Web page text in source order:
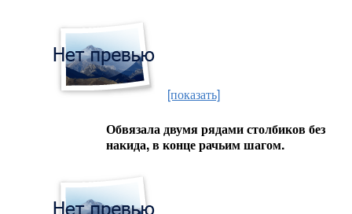
[показать]
Обвязала двумя рядами столбиков без
накида, в конце рачьим шагом.